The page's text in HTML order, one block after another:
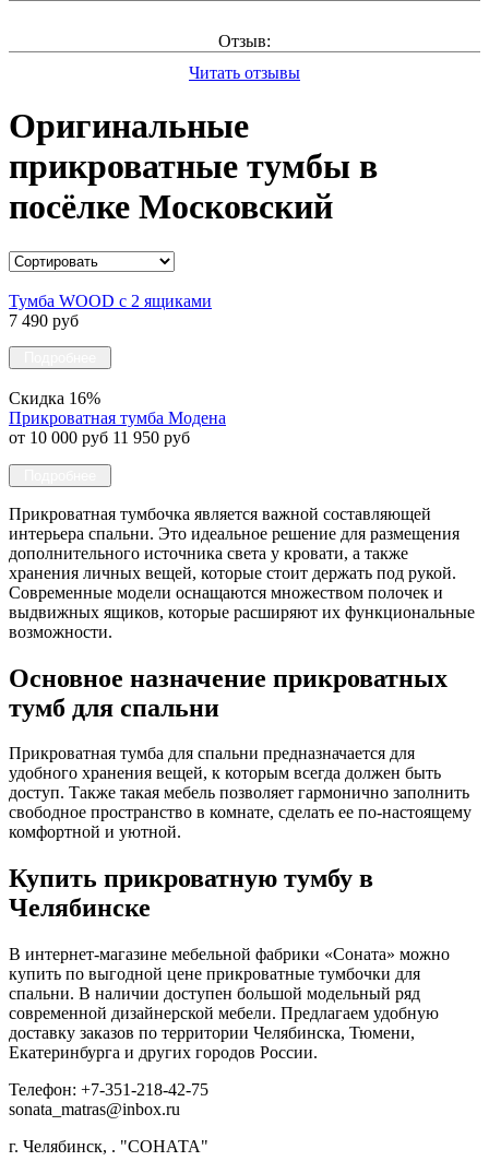
Отзыв:
Читать отзывы
Оригинальные
прикроватные тумбы в
посёлке Московский
Тумба WOOD c 2 ящиками
7 490 руб
Скидка 16%
Прикроватная тумба Модена
от 10 000 руб 11 950 руб
Прикроватная тумбочка является важной составляющей
интерьера спальни. Это идеальное решение для размещения
дополнительного источника света у кровати, а также
хранения личных вещей, которые стоит держать под рукой.
Современные модели оснащаются множеством полочек и
выдвижных ящиков, которые расширяют их функциональные
возможности.
Основное назначение прикроватных
тумб для спальни
Прикроватная тумба для спальни предназначается для
удобного хранения вещей, к которым всегда должен быть
доступ. Также такая мебель позволяет гармонично заполнить
свободное пространство в комнате, сделать ее по-настоящему
комфортной и уютной.
Купить прикроватную тумбу в
Челябинске
В интернет-магазине мебельной фабрики «Соната» можно
купить по выгодной цене прикроватные тумбочки для
спальни. В наличии доступен большой модельный ряд
современной дизайнерской мебели. Предлагаем удобную
доставку заказов по территории Челябинска, Тюмени,
Екатеринбурга и других городов России.
Телефон: +7-351-218-42-75
sonata_matras@inbox.ru
г. Челябинск, . "СОНАТА"